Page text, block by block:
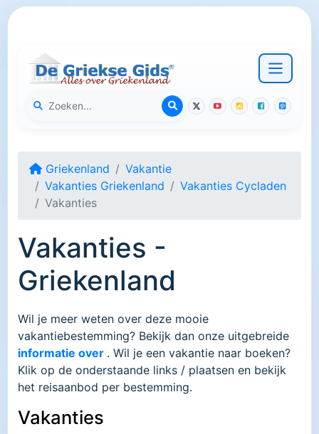
Griekenland
Vakantie
Vakanties Griekenland
Vakanties Cycladen
Vakanties
Vakanties -
Griekenland
Wil je meer weten over deze mooie
vakantiebestemming? Bekijk dan onze uitgebreide
informatie over . Wil je een vakantie naar boeken?
Klik op de onderstaande links / plaatsen en bekijk
het reisaanbod per bestemming.
Vakanties